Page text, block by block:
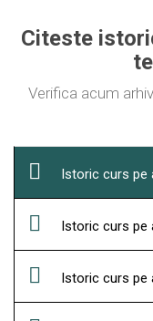
Citeste
Verifica acum
Istoric curs pe
Istoric curs pe
Istoric curs pe